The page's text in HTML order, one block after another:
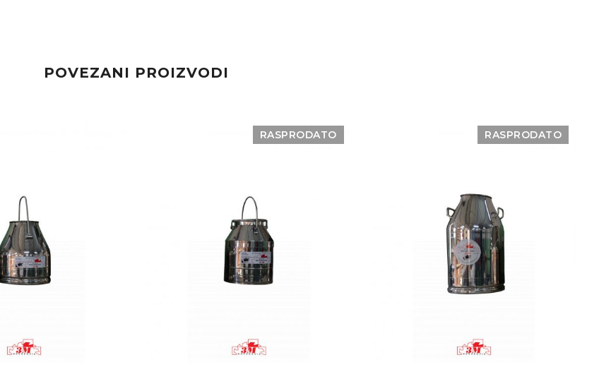
POVEZANI PROIZVODI
RASPRODATO RASPRODATO